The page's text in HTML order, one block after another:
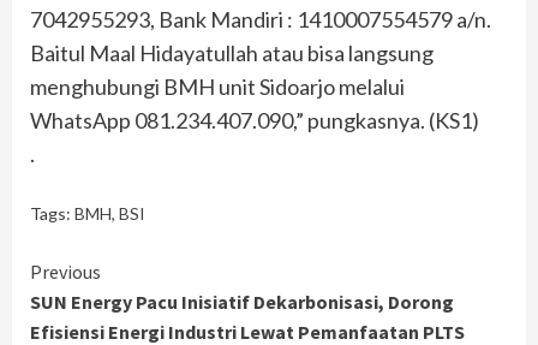
7042955293, Bank Mandiri : 1410007554579 a/n.
Baitul Maal Hidayatullah atau bisa langsung
menghubungi BMH unit Sidoarjo melalui
WhatsApp 081.234.407.090,” pungkasnya. (KS1)
.
Tags: BMH, BSI
Continue
Reading
Previous
SUN Energy Pacu Inisiatif Dekarbonisasi, Dorong
Efisiensi Energi Industri Lewat Pemanfaatan PLTS